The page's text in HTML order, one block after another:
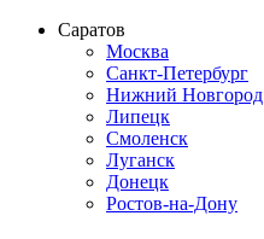
Саратов
Москва
Санкт-Петербург
Нижний Новгород
Липецк
Смоленск
Луганск
Донецк
Ростов-на-Дону